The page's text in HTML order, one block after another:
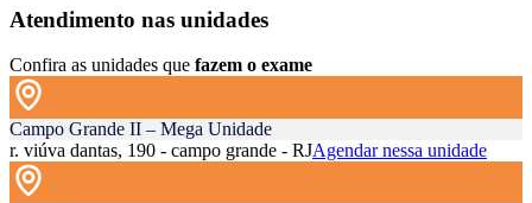
Atendimento nas unidades
Confira as unidades que fazem o exame
Campo Grande II – Mega Unidade
r. viúva dantas, 190 - campo grande - RJAgendar nessa unidade